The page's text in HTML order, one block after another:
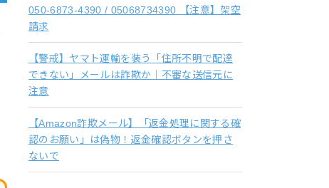
050-6873-4390 / 05068734390 【注意】架空
請求
【警戒】ヤマト運輸を装う「住所不明で配達
できない」メールは詐欺か｜不審な送信元に
注意
【Amazon詐欺メール】「返金処理に関する確
認のお願い」は偽物！返金確認ボタンを押さ
ないで